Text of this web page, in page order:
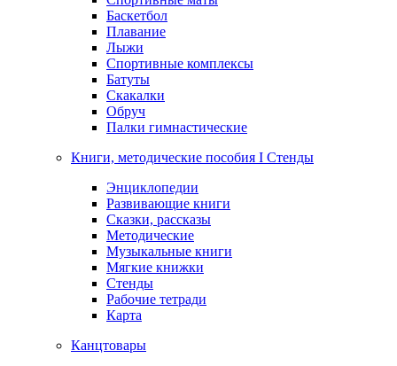
Баскетбол
Плавание
Лыжи
Спортивные комплексы
Батуты
Скакалки
Обруч
Палки гимнастические
Книги, методические пособия I Стенды
Энциклопедии
Развивающие книги
Сказки, рассказы
Методические
Музыкальные книги
Мягкие книжки
Стенды
Рабочие тетради
Карта
Канцтовары